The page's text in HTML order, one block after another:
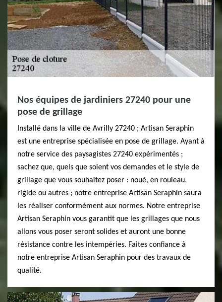
Nos équipes de jardiniers 27240 pour une
pose de grillage
Installé dans la ville de Avrilly 27240 ; Artisan Seraphin
est une entreprise spécialisée en pose de grillage. Ayant à
notre service des paysagistes 27240 expérimentés ;
sachez que, quels que soient vos demandes et le style de
grillage que vous souhaitez poser : noué, en rouleau,
rigide ou autres ; notre entreprise Artisan Seraphin saura
les réaliser conformément aux normes. Notre entreprise
Artisan Seraphin vous garantit que les grillages que nous
allons vous poser seront solides et auront une bonne
résistance contre les intempéries. Faites confiance à
notre entreprise Artisan Seraphin pour des travaux de
qualité.